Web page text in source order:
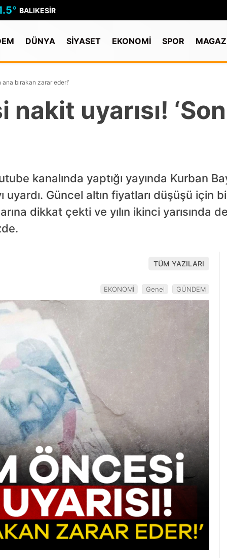
° BALIKESIR
DÜNYA SİYASET EKONOMİ SPOR
bırakan zarar eder!’
uyarısı!
kanalında yaptığı yayında Kurban
uyardı. Güncel altın fiyatları düşüşü
dikkat çekti ve yılın ikinci yarısında
TÜM YAZILARI
EKONOMİ Genel GÜNDEM